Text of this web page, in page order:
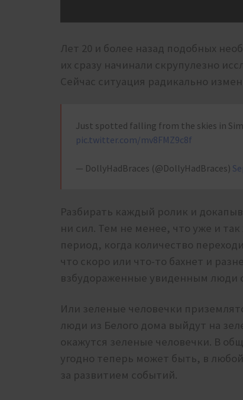
Лет 20 и более назад подобных
их сразу начинали скрупулезно
Сейчас ситуация радикально
Just spotted falling from the skies in
pic.twitter.com/mv8FMZ9c8f
— DollyHadBraces (@DollyHadBraces)
Разбирать каждый ролик и
ни сил. Тем не менее, что уже и
период, когда количество
что скоро или что-то бахнет и
взбудораженные увиденным люди
Или зеленые человечки
люди из Белого дома выйдут на
окажутся зеленые человечки. В
угодно теперь может быть, в
за развитием событий.